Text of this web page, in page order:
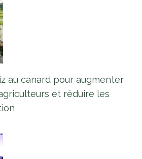
au canard pour augmenter
et réduire les